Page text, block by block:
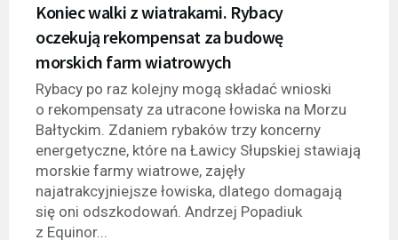
Koniec walki z wiatrakami. Rybacy
oczekują rekompensat za budowę
morskich farm wiatrowych
Rybacy po raz kolejny mogą składać wnioski
o rekompensaty za utracone łowiska na Morzu
Bałtyckim. Zdaniem rybaków trzy koncerny
energetyczne, które na Ławicy Słupskiej stawiają
morskie farmy wiatrowe, zajęły
najatrakcyjniejsze łowiska, dlatego domagają
się oni odszkodowań. Andrzej Popadiuk
z Equinor...